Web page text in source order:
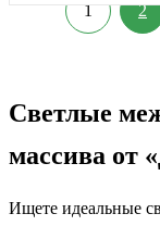
1 2
Светлые
массива от
Ищете идеальные